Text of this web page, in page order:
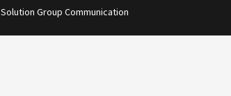
Solution Group Communication